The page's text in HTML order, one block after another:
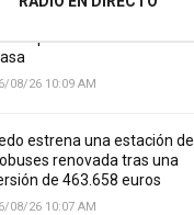
08/26 10:09 AM
estrena una estación de
renovada tras una
de 463.658 euros
08/26 10:07 AM